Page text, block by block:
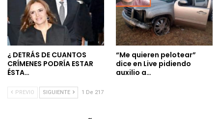
¿ DETRÁS DE CUANTOS
CRÍMENES PODRÍA ESTAR
ÉSTA…
“Me quieren pelotear”
dice en Live pidiendo
auxilio a…
PREVIO SIGUIENTE 1 De 217